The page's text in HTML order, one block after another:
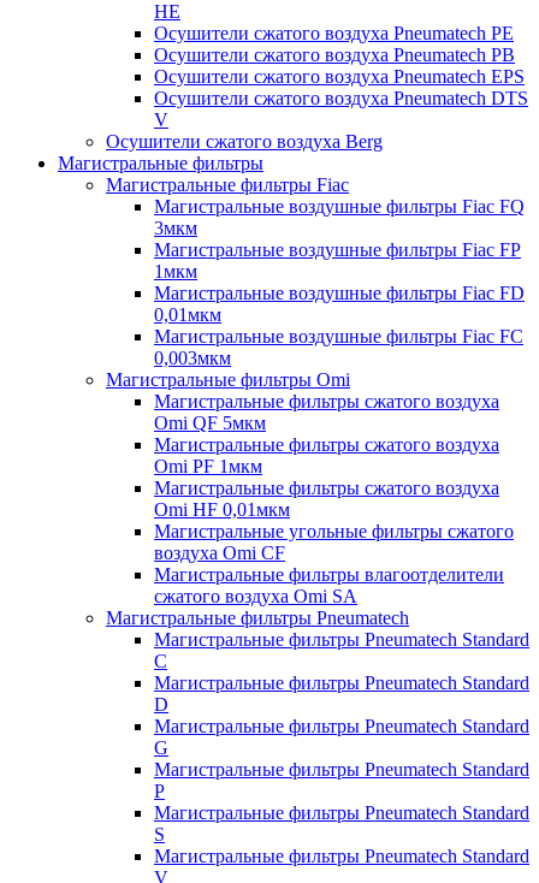
HE
Осушители сжатого воздуха Pneumatech PE
Осушители сжатого воздуха Pneumatech PB
Осушители сжатого воздуха Pneumatech EPS
Осушители сжатого воздуха Pneumatech DTS
V
Осушители сжатого воздуха Berg
Магистральные фильтры
Магистральные фильтры Fiac
Магистральные воздушные фильтры Fiac FQ
3мкм
Магистральные воздушные фильтры Fiac FP
1мкм
Магистральные воздушные фильтры Fiac FD
0,01мкм
Магистральные воздушные фильтры Fiac FC
0,003мкм
Магистральные фильтры Omi
Магистральные фильтры сжатого воздуха
Omi QF 5мкм
Магистральные фильтры сжатого воздуха
Omi PF 1мкм
Магистральные фильтры сжатого воздуха
Omi HF 0,01мкм
Магистральные угольные фильтры сжатого
воздуха Omi CF
Магистральные фильтры влагоотделители
сжатого воздуха Omi SA
Магистральные фильтры Pneumatech
Магистральные фильтры Pneumatech Standard
C
Магистральные фильтры Pneumatech Standard
D
Магистральные фильтры Pneumatech Standard
G
Магистральные фильтры Pneumatech Standard
P
Магистральные фильтры Pneumatech Standard
S
Магистральные фильтры Pneumatech Standard
V